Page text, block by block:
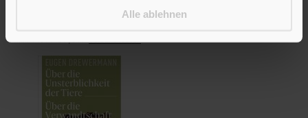
Alle ablehnen
Inkl. 7% MwSt.,exkl.Versandkosten